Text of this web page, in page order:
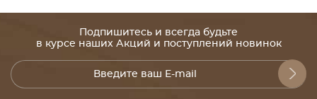
Подпишитесь и всегда будьте
в курсе наших Акций и поступлений новинок